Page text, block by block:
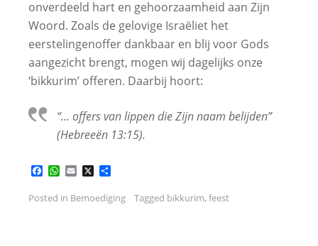
onverdeeld hart en gehoorzaamheid aan Zijn
Woord. Zoals de gelovige Israëliet het
eerstelingenoffer dankbaar en blij voor Gods
aangezicht brengt, mogen wij dagelijks onze
‘bikkurim’ offeren. Daarbij hoort:
“… offers van lippen die Zijn naam belijden”
(Hebreeën 13:15).
Facebook
WhatsApp
Email
X
Posted in Bemoediging Tagged bikkurim, feest